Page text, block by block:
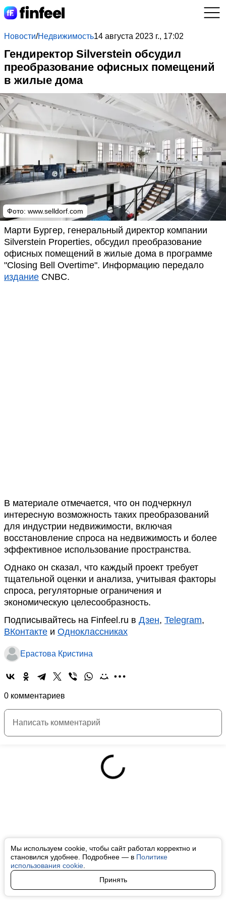
Мы используем cookie, чтобы сайт работал корректно и
становился удобнее. Подробнее — в Политике
использования cookie
Принять
Новости/Недвижимость14 августа 2023 г., 17:02
Гендиректор Silverstein обсудил
преобразование офисных помещений
в жилые дома
Фото: www.selldorf.com
Марти Бургер, генеральный директор компании
Silverstein Properties, обсудил преобразование
офисных помещений в жилые дома в программе
"Closing Bell Overtime". Информацию передало
издание CNBC.
В материале отмечается, что он подчеркнул
интересную возможность таких преобразований
для индустрии недвижимости, включая
восстановление спроса на недвижимость и более
эффективное использование пространства.
Однако он сказал, что каждый проект требует
тщательной оценки и анализа, учитывая факторы
спроса, регуляторные ограничения и
экономическую целесообразность.
Подписывайтесь на Finfeel.ru в Дзен, Telegram,
ВКонтакте и Одноклассниках
Ерастова Кристина
0 комментариев